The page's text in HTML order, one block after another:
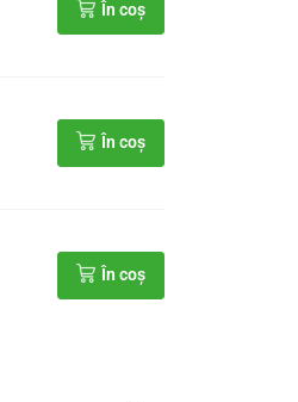
În coș
În coș
În coș